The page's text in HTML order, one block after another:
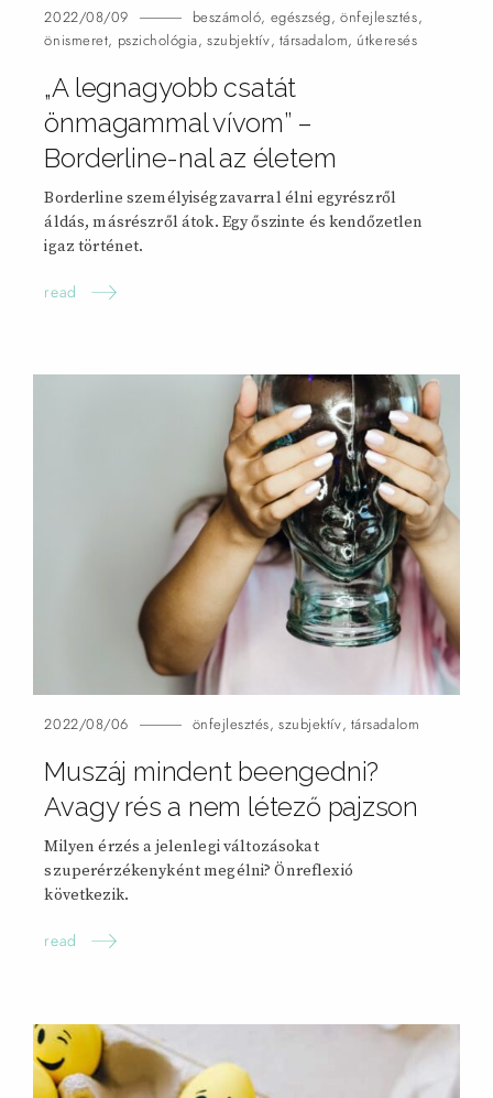
2022/08/09 beszámoló, egészség,önfejlesztés,
önismeret, pszichológia,szubjektív, társadalom, útkeresés
„A legnagyobb csatát
önmagammal vívom” –
Borderline-nal az életem
Borderline személyiségzavarral élni egyrészről
áldás, másrészről átok. Egy őszinte és kendőzetlen
igaz történet.
read
2022/08/06 önfejlesztés,szubjektív, társadalom
Muszáj mindent beengedni?
Avagy rés a nem létező pajzson
Milyen érzés a jelenlegi változásokat
szuperérzékenyként megélni? Önreflexió
következik.
read